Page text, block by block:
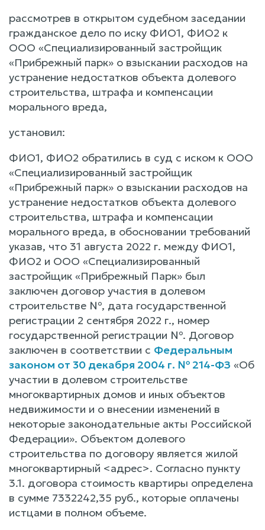
рассмотрев в открытом судебном заседании
гражданское дело по иску ФИО1, ФИО2 к
ООО «Специализированный застройщик
«Прибрежный парк» о взыскании расходов на
устранение недостатков объекта долевого
строительства, штрафа и компенсации
морального вреда,
установил:
ФИО1, ФИО2 обратились в суд с иском к ООО
«Специализированный застройщик
«Прибрежный парк» о взыскании расходов на
устранение недостатков объекта долевого
строительства, штрафа и компенсации
морального вреда, в обосновании требований
указав, что 31 августа 2022 г. между ФИО1,
ФИО2 и ООО «Специализированный
застройщик «Прибрежный Парк» был
заключен договор участия в долевом
строительстве №, дата государственной
регистрации 2 сентября 2022 г., номер
государственной регистрации №. Договор
заключен в соответствии с Федеральным
законом от 30 декабря 2004 г. № 214-ФЗ «Об
участии в долевом строительстве
многоквартирных домов и иных объектов
недвижимости и о внесении изменений в
некоторые законодательные акты Российской
Федерации». Объектом долевого
строительства по договору является жилой
многоквартирный <адрес>. Согласно пункту
3.1. договора стоимость квартиры определена
в сумме 7332242,35 руб., которые оплачены
истцами в полном объеме.